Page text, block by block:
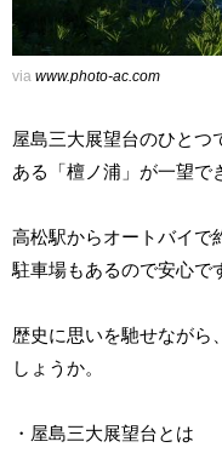
via www.photo-ac.com
屋島三大展望台のひとつ
ある「檀ノ浦」が一望で
高松駅からオートバイで
駐車場もあるので安心で
歴史に思いを馳せながら
しょうか。
・屋島三大展望台とは